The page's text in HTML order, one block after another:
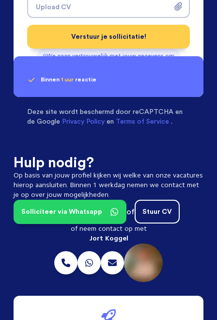
Upload CV
We gaan vertrouwelijk met jouw gegevens om
Verstuur je sollicitatie!
Binnen 1 uur reactie
met een 9.3
Deze site wordt beschermd door reCAPTCHA en
de Google Privacy Policy en Terms of Service .
Hulp nodig?
Op basis van jouw profiel kijken wij welke van onze vacatures
hierop aansluiten. Binnen 1 werkdag nemen we contact met
je op over jouw mogelijkheden.
Stuur CV
of
Solliciteer via Whatsapp
of neem contact op met
Jort Koggel